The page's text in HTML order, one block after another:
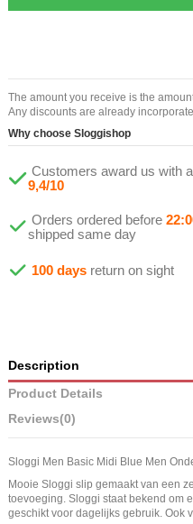
The amount you receive is the
Any discounts are already
Why choose Sloggishop
Customers award us with
9,4/10
Orders ordered before
shipped same day
100 days return on sight
Description
Product Details
Reviews(0)
Sloggi Men Basic Midi Blue Men
Mooie Sloggi slip gemaakt van een
toevoeging. Sloggi staat bekend om
geschikt voor dagelijks gebruik. Ook